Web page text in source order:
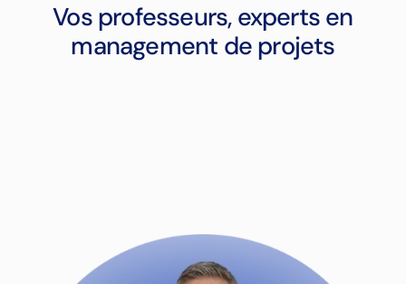
Vos professeurs, experts en
management de projets